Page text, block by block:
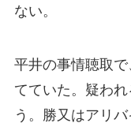
ない。
平井の事情聴取
てていた。疑わ
う。勝又はアリバ